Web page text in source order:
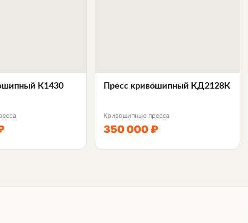
К1430 Пресс кривошипный КД2128К
Кривошипные пресса
350 000 ₽